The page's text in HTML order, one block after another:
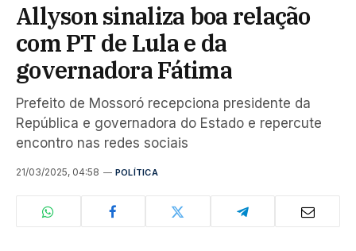
Allyson sinaliza boa relação
com PT de Lula e da
governadora Fátima
Prefeito de Mossoró recepciona presidente da
República e governadora do Estado e repercute
encontro nas redes sociais
21/03/2025, 04:58 POLÍTICA